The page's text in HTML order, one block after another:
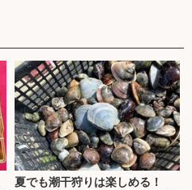
夏でも潮干狩りは楽しめる！